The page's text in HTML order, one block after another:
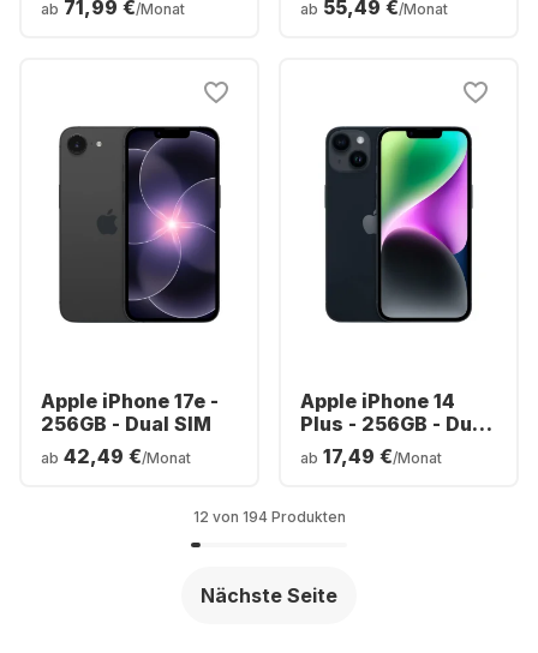
ab 71,99 €/Monat ab 55,49 €/Monat
Apple iPhone 17e -
256GB - Dual SIM
ab 42,49 €/Monat
Apple iPhone 14
Plus - 256GB - Dual
SIM
ab 17,49 €/Monat
12 von 194 Produkten
Nächste Seite